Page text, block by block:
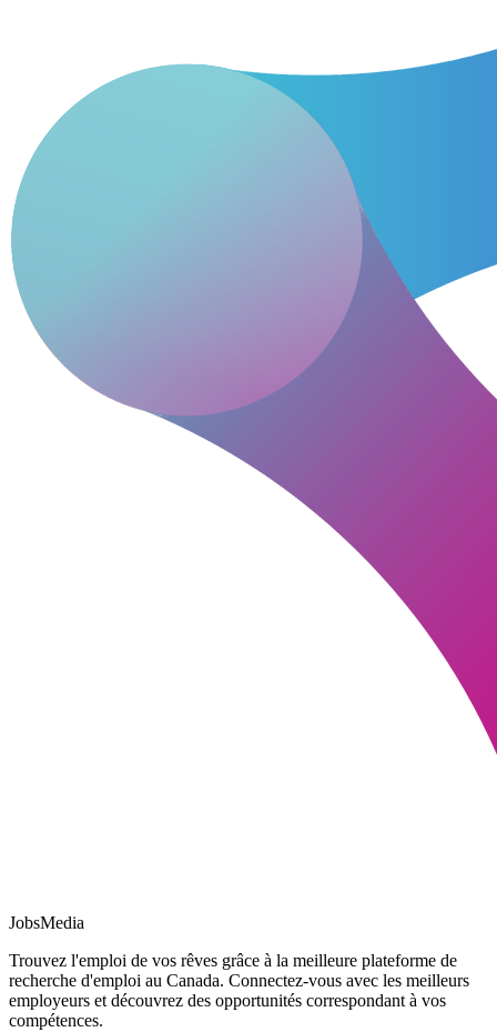
JobsMedia
Trouvez l'emploi de vos rêves grâce à la meilleure plateforme de
recherche d'emploi au Canada. Connectez-vous avec les meilleurs
employeurs et découvrez des opportunités correspondant à vos
compétences.